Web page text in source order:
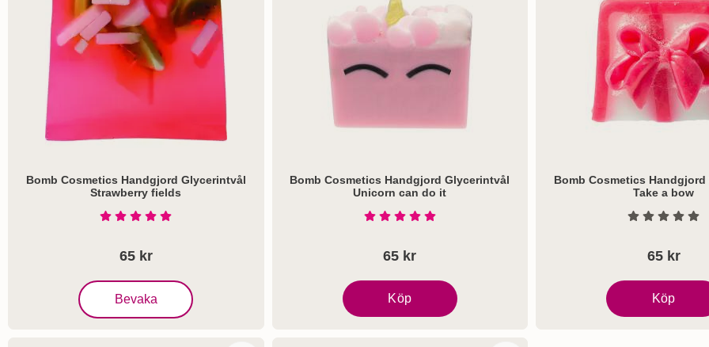
Bomb Cosmetics Handgjord Glycerintvål
Strawberry fields
Betyg: 5 Stjärnor av 5
65 kr
Bevaka
, Bomb Cosmetics Handgjord Glycerintvål Strawberry fields
Bomb Cosmetics Handgjord Glycerintvål
Unicorn can do it
Betyg: 5 Stjärnor av 5
65 kr
Köp
Bomb Cosmetics Handgjord Glycerintvål Unicorn can do it
Bomb Cosmetics
Take a bow
Betyg: 0
65 kr
Köp
Bomb